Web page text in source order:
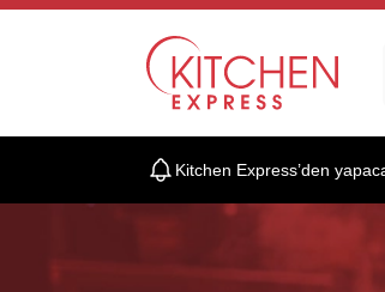
Kitchen Express’den